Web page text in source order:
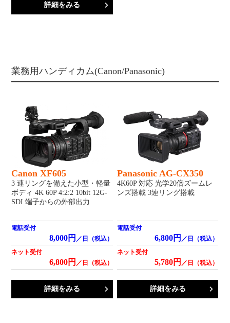
詳細をみる
業務用ハンディカム(Canon/Panasonic)
Canon XF605
3 連リングを備えた小型・軽量
ボディ 4K 60P 4:2:2 10bit 12G-
SDI 端子からの外部出力
電話受付
8,000円 ／日（税込）
ネット受付
6,800円 ／日（税込）
詳細をみる
Panasonic AG-CX350
4K60P 対応 光学20倍ズームレ
ンズ搭載 3連リング搭載
電話受付
6,800円 ／日（税込）
ネット受付
5,780円 ／日（税込）
詳細をみる